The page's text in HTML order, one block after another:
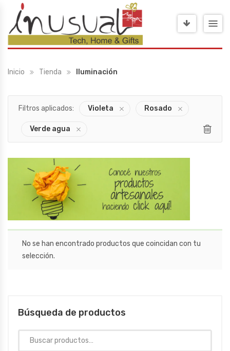
Inicio Tienda Iluminación
Filtros aplicados: Violeta Rosado
Verde agua
No se han encontrado productos que coincidan con tu
selección.
Búsqueda de productos